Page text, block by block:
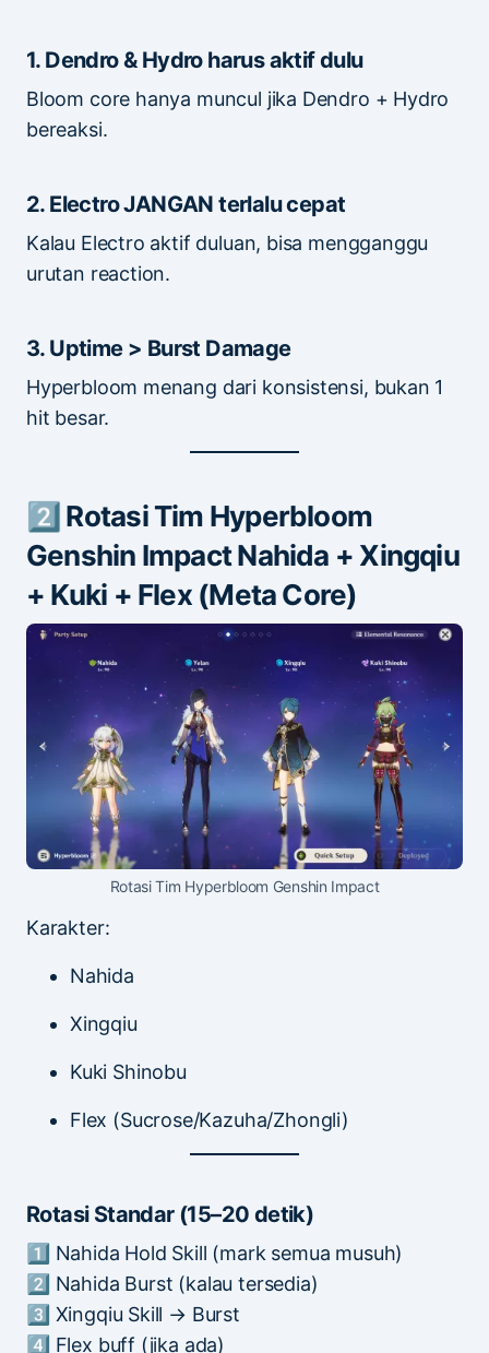
1. Dendro & Hydro harus aktif dulu
Bloom core hanya muncul jika Dendro + Hydro
bereaksi.
2. Electro JANGAN terlalu cepat
Kalau Electro aktif duluan, bisa mengganggu
urutan reaction.
3. Uptime > Burst Damage
Hyperbloom menang dari konsistensi, bukan 1
hit besar.
2️⃣ Rotasi Tim Hyperbloom
Genshin Impact Nahida + Xingqiu
+ Kuki + Flex (Meta Core)
Rotasi Tim Hyperbloom Genshin Impact
Karakter:
Nahida
Xingqiu
Kuki Shinobu
Flex (Sucrose/Kazuha/Zhongli)
Rotasi Standar (15–20 detik)
1️⃣ Nahida Hold Skill (mark semua musuh)
2️⃣ Nahida Burst (kalau tersedia)
3️⃣ Xingqiu Skill → Burst
4️⃣ Flex buff (jika ada)